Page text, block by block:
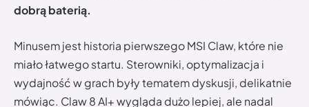
dobrą baterią.
Minusem jest historia pierwszego MSI Claw, które nie
miało łatwego startu. Sterowniki, optymalizacja i
wydajność w grach były tematem dyskusji, delikatnie
mówiąc. Claw 8 AI+ wygląda dużo lepiej, ale nadal